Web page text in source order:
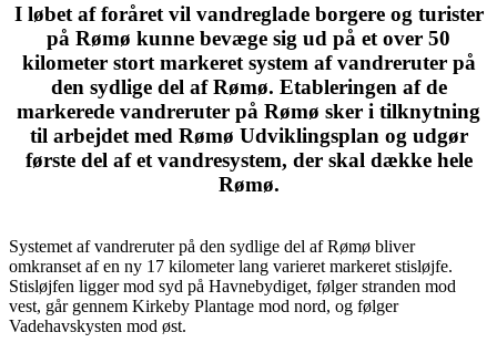
I løbet af foråret vil vandreglade borgere og turister
på Rømø kunne bevæge sig ud på et over 50
kilometer stort markeret system af vandreruter på
den sydlige del af Rømø. Etableringen af de
markerede vandreruter på Rømø sker i tilknytning
til arbejdet med Rømø Udviklingsplan og udgør
første del af et vandresystem, der skal dække hele
Rømø.
Systemet af vandreruter på den sydlige del af Rømø bliver
omkranset af en ny 17 kilometer lang varieret markeret stisløjfe.
Stisløjfen ligger mod syd på Havnebydiget, følger stranden mod
vest, går gennem Kirkeby Plantage mod nord, og følger
Vadehavskysten mod øst.